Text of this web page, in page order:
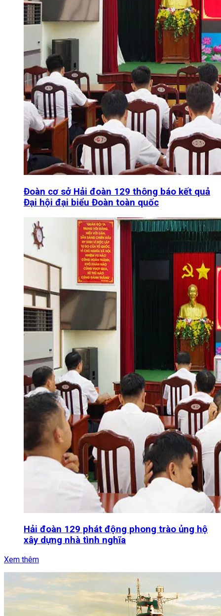
Đoàn cơ sở Hải đoàn 129 thông báo kết quả
Đại hội đại biểu Đoàn toàn quốc
Hải đoàn 129 phát động phong trào ủng hộ
xây dựng nhà tình nghĩa
Xem thêm